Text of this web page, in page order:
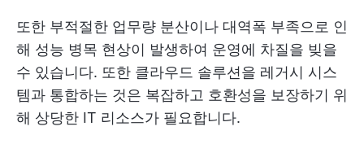
또한 부적절한 업무량 분산이나 대역폭 부족으로 인
해 성능 병목 현상이 발생하여 운영에 차질을 빚을
수 있습니다. 또한 클라우드 솔루션을 레거시 시스
템과 통합하는 것은 복잡하고 호환성을 보장하기 위
해 상당한 IT 리소스가 필요합니다.